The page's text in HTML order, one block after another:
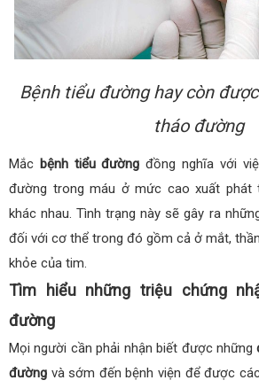
Bệnh tiểu đường hay còn
tháo đường
Mắc bệnh tiểu đường đồng nghĩa với
đường trong máu ở mức cao xuất phát
khác nhau. Tình trạng này sẽ gây ra
đối với cơ thể trong đó gồm cả ở mắt,
khỏe của tim.
Tìm hiểu những triệu chứng
đường
Mọi người cần phải nhận biết được những
đường và sớm đến bệnh viện để được